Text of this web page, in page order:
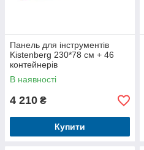
Панель для інструментів
Kistenberg 230*78 см + 46
контейнерів
В наявності
4 210 ₴
Купити